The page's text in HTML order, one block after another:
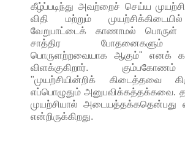
கீழ்ப்படிந்து அவற்றைச் செய்ய
விதி மற்றும்
வேறுபாட்டைக் காணாமல் பொருள்
சாத்திர போதனைகளும்
பொருளற்றவையாக ஆகும்" எனக்
விளக்குகிறார்.
"முயற்சியின்றிக் கிடைத்தவை
எப்பொழுதும் அனுபவிக்கத்தக்கவை.
முயற்சியால்
என்றிருக்கிறது.